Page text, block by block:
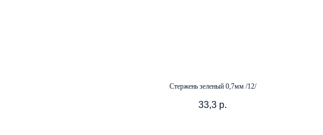
Стержень зеленый 0,7мм /12/
33,3 р.